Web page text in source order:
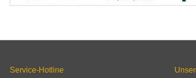
Service-Hotline